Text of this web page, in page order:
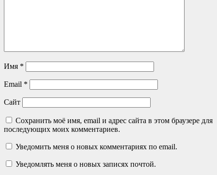
Имя *
Email *
Сайт
Сохранить моё имя, email и адрес сайта в этом браузере для
последующих моих комментариев.
Уведомить меня о новых комментариях по email.
Уведомлять меня о новых записях почтой.